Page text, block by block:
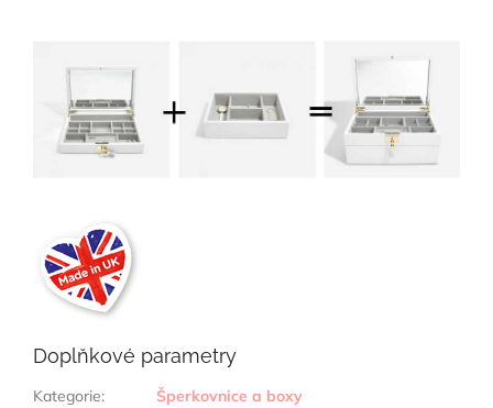
Doplňkové parametry
Kategorie:
Šperkovnice a boxy